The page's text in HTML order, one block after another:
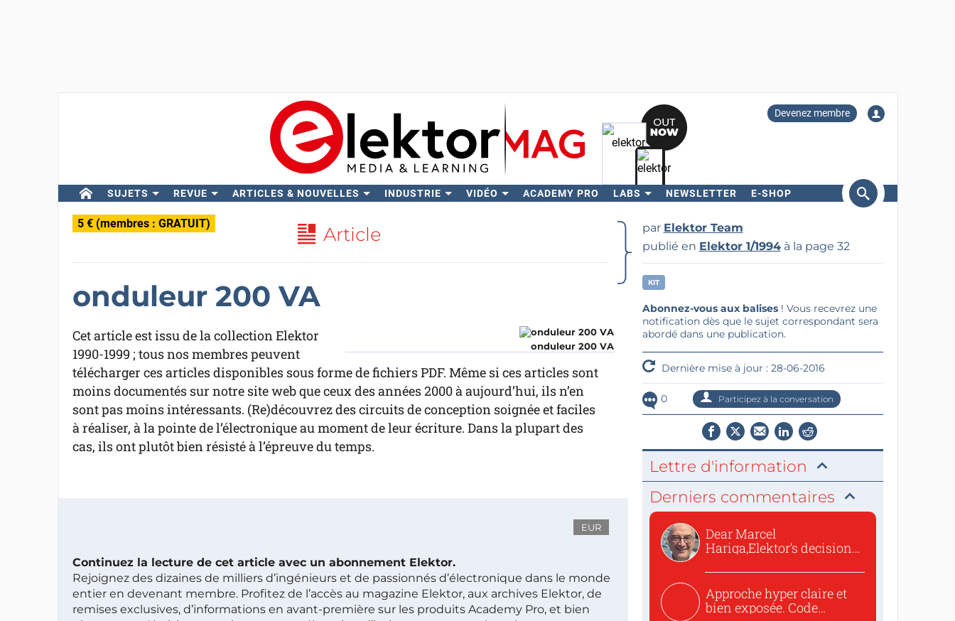
Devenez membre
SUJETS REVUE ARTICLES & NOUVELLES INDUSTRIE VIDÉO ACADEMY PRO LABS NEWSLETTER E-SHOP
Rechercher
5 € (membres : GRATUIT) Article
onduleur 200 VA
onduleur 200 VA
Cet article est issu de la collection Elektor
1990-1999 ; tous nos membres peuvent
télécharger ces articles disponibles sous forme de fichiers PDF. Même si ces articles sont
moins documentés sur notre site web que ceux des années 2000 à aujourd’hui, ils n’en
sont pas moins intéressants. (Re)découvrez des circuits de conception soignée et faciles
à réaliser, à la pointe de l’électronique au moment de leur écriture. Dans la plupart des
cas, ils ont plutôt bien résisté à l’épreuve du temps.
EUR
Continuez la lecture de cet article avec un abonnement Elektor.
Rejoignez des dizaines de milliers d’ingénieurs et de passionnés d’électronique dans le monde
entier en devenant membre. Profitez de l’accès au magazine Elektor, aux archives Elektor, de
remises exclusives, d’informations en avant-première sur les produits Academy Pro, et bien
par Elektor Team
publié en Elektor 1/1994à la page 32
KIT
Abonnez-vous aux balises! Vous recevrez une
notification dès que le sujet correspondant sera
abordé dans une publication.
Dernière mise à jour : 28-06-2016
0 Participez à la conversation
Lettre d'information
Derniers commentaires
Dear Marcel
Hariga,Elektor’s decision
Approche hyper claire et
bien exposée. Code